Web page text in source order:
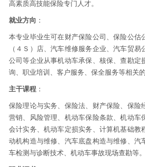
高素质高技能保险专门人才。
就业方向 ：
本专业毕业生可在财产保险公司、保险公估
（４Ｓ）店、汽车维修服务企业、汽车贸易
公司等企业从事机动车承保、核保、查勘定
询、职业培训、客户服务、保全服务等相关的
主干课程：
保险理论与实务、保险法、财产保险、保险
营销、风险管理、机动车保险条款、机动车
会计实务、机动车定损实务、计算机基础教
动机构造与维修、汽车底盘构造与维修、汽
车检测与诊断技术、机动车事故现场查勘等。